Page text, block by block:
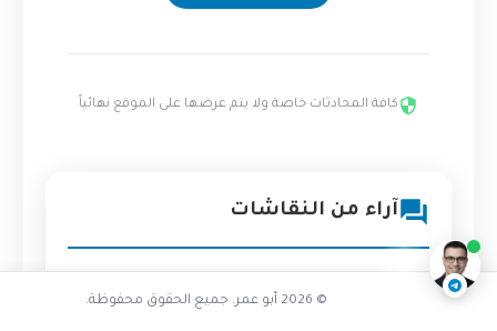
كافة المحادثات خاصة ولا يتم عرضها على الموقع نهائياً
آراء من النقاشات
ناقشنا على تليجرام @AbuOmarTech_bot
© 2026 أبو عمر. جميع الحقوق محفوظة.